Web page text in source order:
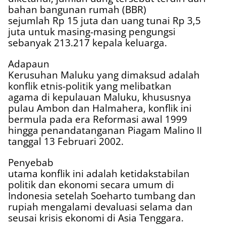
bahan bangunan rumah (BBR)
sejumlah Rp 15 juta dan uang tunai Rp 3,5
juta untuk masing-masing pengungsi
sebanyak 213.217 kepala keluarga.
Adapaun
Kerusuhan Maluku yang dimaksud adalah
konflik etnis-politik yang melibatkan
agama di kepulauan Maluku, khususnya
pulau Ambon dan Halmahera, konflik ini
bermula pada era Reformasi awal 1999
hingga penandatanganan Piagam Malino II
tanggal 13 Februari 2002.
Penyebab
utama konflik ini adalah ketidakstabilan
politik dan ekonomi secara umum di
Indonesia setelah Soeharto tumbang dan
rupiah mengalami devaluasi selama dan
seusai krisis ekonomi di Asia Tenggara.